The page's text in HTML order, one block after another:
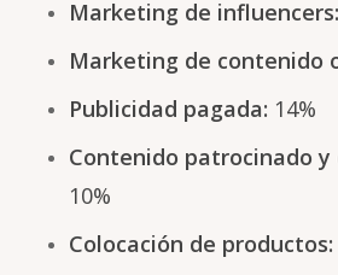
Marketing de influencers:
Marketing de contenido
Publicidad pagada: 14%
Contenido patrocinado y
10%
Colocación de productos: